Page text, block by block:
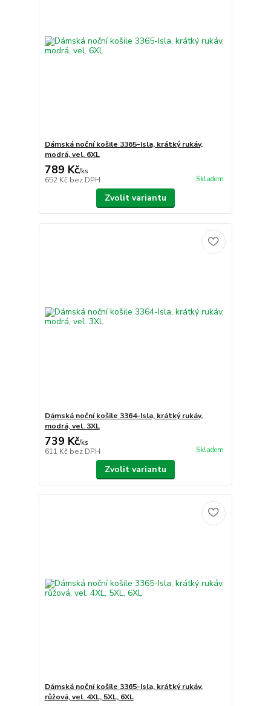
Dámská noční košile 3365-Isla, krátký rukáv,
modrá, vel. 6XL
789 Kč/ks
652 Kč bez DPH Skladem
Zvolit variantu
Dámská noční košile 3364-Isla, krátký rukáv,
modrá, vel. 3XL
739 Kč/ks
611 Kč bez DPH Skladem
Zvolit variantu
Dámská noční košile 3365-Isla, krátký rukáv,
růžová, vel. 4XL, 5XL, 6XL